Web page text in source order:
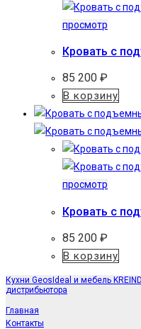
просмотр
Кровать с
85 200 ₽
В корзину
просмотр
Кровать с
85 200 ₽
В корзину
Кухни GeosIdeal и мебель
дистрибьютора
Главная
Контакты